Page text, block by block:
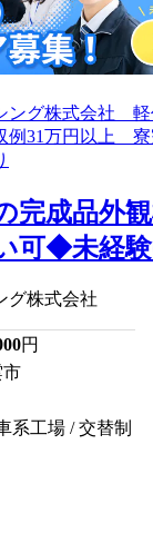
完成品外
可◆未経
グ株式会社
円
市
系工場 / 交替制